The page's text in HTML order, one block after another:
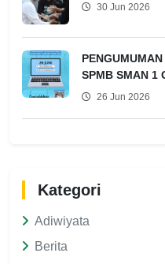
30 Jun 2026
SPMB SMAN 1
26 Jun 2026
Kategori
Adiwiyata
Berita